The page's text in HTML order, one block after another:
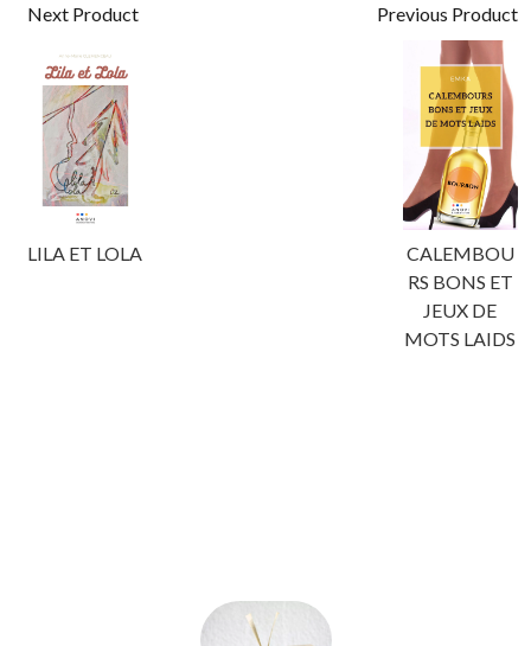
Next Product
LILA ET LOLA
Previous Product
CALEMBOU
RS BONS ET
JEUX DE
MOTS LAIDS